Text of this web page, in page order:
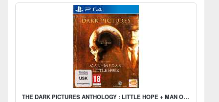
THE DARK PICTURES ANTHOLOGY : LITTLE HOPE + MAN OF MEDAN